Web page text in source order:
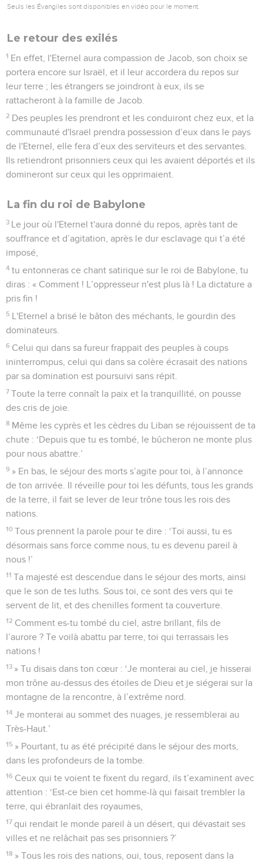
Seuls les Évangiles sont disponibles en vidéo pour le moment.
Le retour des exilés
1 En effet, l'Eternel aura compassion de Jacob, son choix se
portera encore sur Israël, et il leur accordera du repos sur
leur terre ; les étrangers se joindront à eux, ils se
rattacheront à la famille de Jacob.
2 Des peuples les prendront et les conduiront chez eux, et la
communauté d'Israël prendra possession d’eux dans le pays
de l'Eternel, elle fera d’eux des serviteurs et des servantes.
Ils retiendront prisonniers ceux qui les avaient déportés et ils
domineront sur ceux qui les opprimaient.
La fin du roi de Babylone
3 Le jour où l'Eternel t'aura donné du repos, après tant de
souffrance et d’agitation, après le dur esclavage qui t’a été
imposé,
4 tu entonneras ce chant satirique sur le roi de Babylone, tu
diras : « Comment ! L’oppresseur n'est plus là ! La dictature a
pris fin !
5 L'Eternel a brisé le bâton des méchants, le gourdin des
dominateurs.
6 Celui qui dans sa fureur frappait des peuples à coups
ininterrompus, celui qui dans sa colère écrasait des nations
par sa domination est poursuivi sans répit.
7 Toute la terre connaît la paix et la tranquillité, on pousse
des cris de joie.
8 Même les cyprès et les cèdres du Liban se réjouissent de ta
chute : ‘Depuis que tu es tombé, le bûcheron ne monte plus
pour nous abattre.’
9 » En bas, le séjour des morts s’agite pour toi, à l’annonce
de ton arrivée. Il réveille pour toi les défunts, tous les grands
de la terre, il fait se lever de leur trône tous les rois des
nations.
10 Tous prennent la parole pour te dire : ‘Toi aussi, tu es
désormais sans force comme nous, tu es devenu pareil à
nous !’
11 Ta majesté est descendue dans le séjour des morts, ainsi
que le son de tes luths. Sous toi, ce sont des vers qui te
servent de lit, et des chenilles forment ta couverture.
12 Comment es-tu tombé du ciel, astre brillant, fils de
l’aurore ? Te voilà abattu par terre, toi qui terrassais les
nations !
13 » Tu disais dans ton cœur : ‘Je monterai au ciel, je hisserai
mon trône au-dessus des étoiles de Dieu et je siégerai sur la
montagne de la rencontre, à l’extrême nord.
14 Je monterai au sommet des nuages, je ressemblerai au
Très-Haut.’
15 » Pourtant, tu as été précipité dans le séjour des morts,
dans les profondeurs de la tombe.
16 Ceux qui te voient te fixent du regard, ils t’examinent avec
attention : ‘Est-ce bien cet homme-là qui faisait trembler la
terre, qui ébranlait des royaumes,
17 qui rendait le monde pareil à un désert, qui dévastait ses
villes et ne relâchait pas ses prisonniers ?’
18 » Tous les rois des nations, oui, tous, reposent dans la